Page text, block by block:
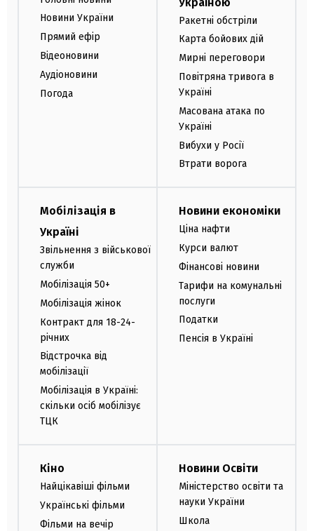
Новини України
Прямий ефір
Відеоновини
Аудіоновини
Погода
Ракетні обстріли
Карта бойових дій
Мирні переговори
Повітряна тривога в
Україні
Масована атака по
Україні
Вибухи у Росії
Втрати ворога
Мобілізація в
Україні
Звільнення з військової
служби
Мобілізація 50+
Мобілізація жінок
Контракт для 18-24-
річних
Відстрочка від
мобілізації
Мобілізація в Україні:
скільки осіб мобілізує
ТЦК
Новини економіки
Ціна нафти
Курси валют
Фінансові новини
Тарифи на комунальні
послуги
Податки
Пенсія в Україні
Кіно
Найцікавіші фільми
Українські фільми
Фільми на вечір
Новини Освіти
Міністерство освіти та
науки України
Школа